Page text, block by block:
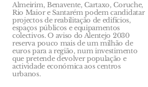
Almeirim, Benavente, Cartaxo, Coruche,
Rio Maior e Santarém podem candidatar
projectos de reabilitação de edifícios,
espaços públicos e equipamentos
colectivos. O aviso do Alentejo 2030
reserva pouco mais de um milhão de
euros para a região, num investimento
que pretende devolver população e
actividade económica aos centros
urbanos.